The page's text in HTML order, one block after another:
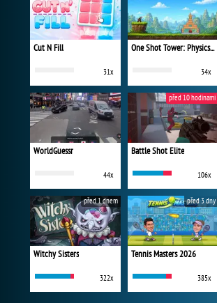
Cut N Fill
31x
One Shot Tower: Physics Destroyer
34x
WorldGuessr
44x
Battle Shot Elite
106x
před 10 hodinami
Witchy Sisters
322x
před 1 dnem
Tennis Masters 2026
385x
před 3 dny